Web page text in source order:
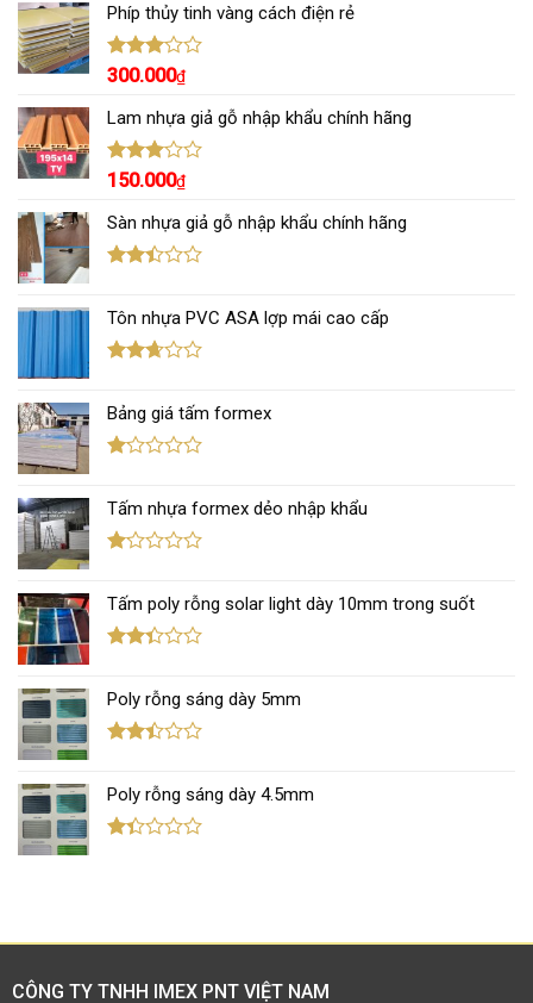
4.00 5
sao
Phíp thủy tinh vàng cách điện rẻ
Được
hạng
3.00 5
sao
300.000₫
Lam nhựa giả gỗ nhập khẩu chính hãng
Được
hạng
3.00 5
sao
150.000₫
Sàn nhựa giả gỗ nhập khẩu chính hãng
hạng
2.43
5 sao
Tôn nhựa PVC ASA lợp mái cao cấp
hạng
2.67
5 sao
Bảng giá tấm formex
hạng
1.12
5
Tấm nhựa formex dẻo nhập khẩu
hạng
1.11
5
Tấm poly rỗng solar light dày 10mm trong suốt
hạng
2.36
5 sao
Poly rỗng sáng dày 5mm
hạng
2.43
5 sao
Poly rỗng sáng dày 4.5mm
sao
CÔNG TY TNHH IMEX PNT VIỆT NAM